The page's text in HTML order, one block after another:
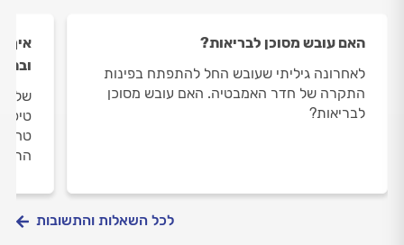
האם עובש מסוכן לבריאות?
לאחרונה גיליתי שעובש החל להתפתח בפינות
התקרה של חדר האמבטיה. האם עובש מסוכן
לבריאות?
איך
טחב
לכל השאלות והתשובות